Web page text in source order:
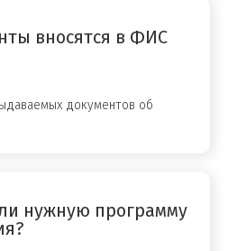
вносятся в ФИС
документов об
нужную программу